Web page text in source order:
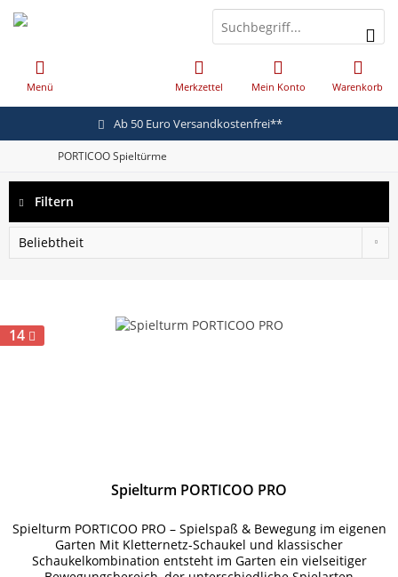
Ab 50 Euro Versandkostenfrei**
Menü Warenkorb
Merkzettel Mein Konto
PORTICOO Spieltürme
Filtern
14
Spielturm PORTICOO PRO
Spielturm PORTICOO PRO – Spielspaß & Bewegung im eigenen
Garten Mit Kletternetz-Schaukel und klassischer
Schaukelkombination entsteht im Garten ein vielseitiger